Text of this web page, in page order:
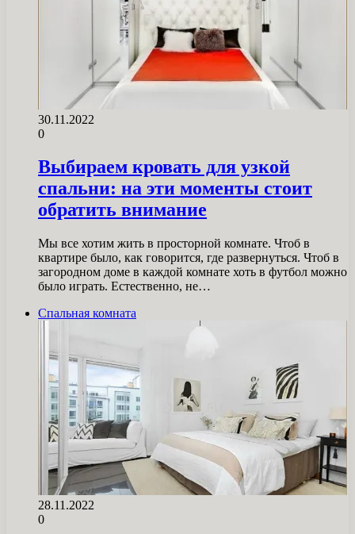
30.11.2022
0
Выбираем кровать для узкой
спальни: на эти моменты стоит
обратить внимание
Мы все хотим жить в просторной комнате. Чтоб в
квартире было, как говорится, где развернуться. Чтоб в
загородном доме в каждой комнате хоть в футбол можно
было играть. Естественно, не…
Спальная комната
28.11.2022
0